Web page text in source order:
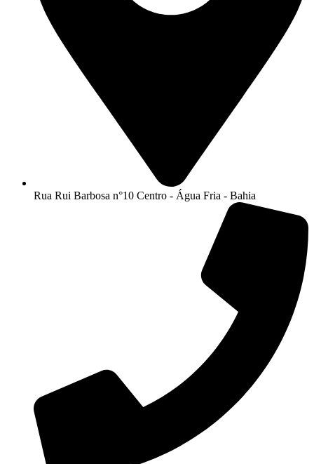
Rua Rui Barbosa n°10 Centro - Água Fria - Bahia